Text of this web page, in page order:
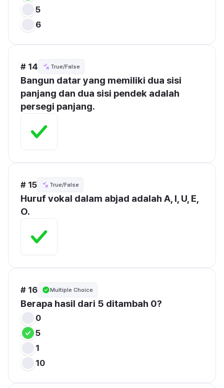
5
6
# 14 True/False
Bangun datar yang memiliki dua sisi
panjang dan dua sisi pendek adalah
persegi panjang.
# 15 True/False
Huruf vokal dalam abjad adalah A, I, U, E,
O.
# 16 Multiple Choice
Berapa hasil dari 5 ditambah 0?
0
5
1
10